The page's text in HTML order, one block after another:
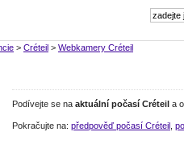
> Créteil > Webkamery Créteil
Podívejte se na aktuální počasí Créteil a
Pokračujte na: předpověď počasí Créteil